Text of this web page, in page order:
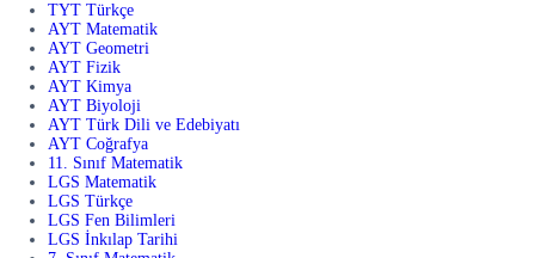
TYT Türkçe
AYT Matematik
AYT Geometri
AYT Fizik
AYT Kimya
AYT Biyoloji
AYT Türk Dili ve Edebiyatı
AYT Coğrafya
11. Sınıf Matematik
LGS Matematik
LGS Türkçe
LGS Fen Bilimleri
LGS İnkılap Tarihi